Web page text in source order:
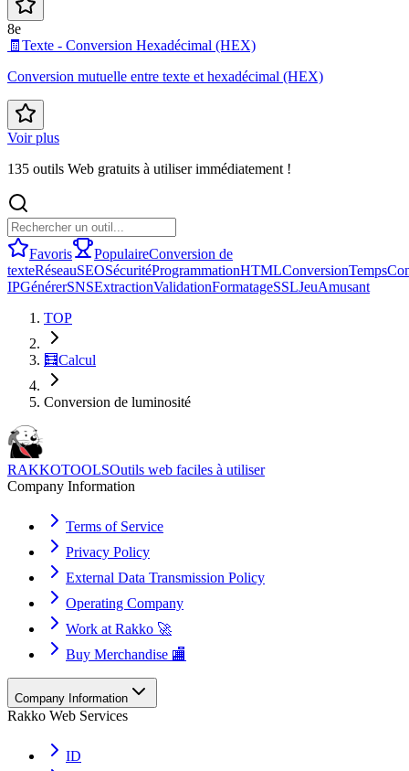
8e
🧾 Texte - Conversion Hexadécimal (HEX)
Conversion mutuelle entre texte et hexadécimal (HEX)
Voir plus
135 outils Web gratuits à utiliser immédiatement !
Favoris PopulaireConversion de
texteRéseauSEOSécuritéProgrammationHTMLConversionTemps
IPGénérerSNSExtractionValidationFormatageSSLJeuAmusant
TOP
🧮Calcul
Conversion de luminosité
RAKKOTOOLSOutils web faciles à utiliser
Company Information
Terms of Service
Privacy Policy
External Data Transmission Policy
Operating Company
Work at Rakko 🚀
Buy Merchandise 🏬
Company Information
Rakko Web Services
ID